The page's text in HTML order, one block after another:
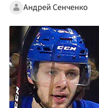
Андрей Сенченко